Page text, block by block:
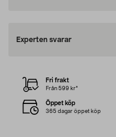
Experten svarar
Fri frakt
Från 599 kr*
Öppet köp
365 dagar öppet köp